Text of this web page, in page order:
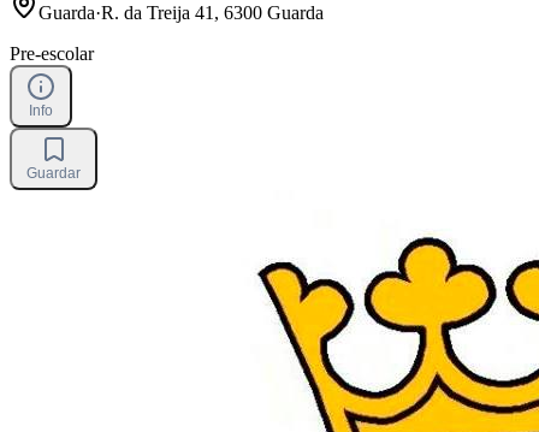
Guarda·R. da Treija 41, 6300 Guarda
Pre-escolar
Info
Guardar